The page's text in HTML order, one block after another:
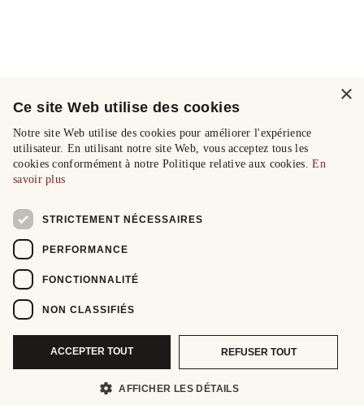
×
Ce site Web utilise des cookies
Notre site Web utilise des cookies pour améliorer l'expérience
utilisateur. En utilisant notre site Web, vous acceptez tous les
cookies conformément à notre Politique relative aux cookies.En
savoir plus
STRICTEMENT NÉCESSAIRES
PERFORMANCE
FONCTIONNALITÉ
NON CLASSIFIÉS
ACCEPTER TOUT REFUSER TOUT
AFFICHER LES DÉTAILS